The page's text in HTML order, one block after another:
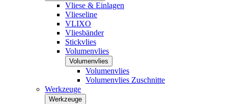
Vliese & Einlagen
Vlieseline
VLIXO
Vliesbänder
Stickvlies
Volumenvlies
Volumenvlies
Volumenvlies
Volumenvlies Zuschnitte
Werkzeuge
Werkzeuge